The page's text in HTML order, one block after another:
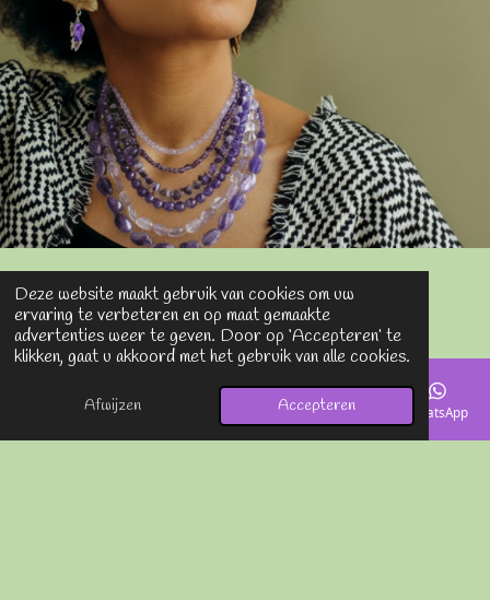
Deze website maakt gebruik van cookies om uw
ervaring te verbeteren en op maat gemaakte
advertenties weer te geven. Door op ‘Accepteren’ te
klikken, gaat u akkoord met het gebruik van alle cookies.
Afwijzen Accepteren
De kunst van handgemaakte elegantie
Onze juwelen zijn met liefde en precisie handgemaakt, waarbij elk
stuk een uniek ontwerp draagt. Het luxueuze 925 zilver,
uiteraard nikkelvrij voor uw comfort, vormt een perfecte
E-mailadres Telefoonnummer Kaart Instagram WhatsApp